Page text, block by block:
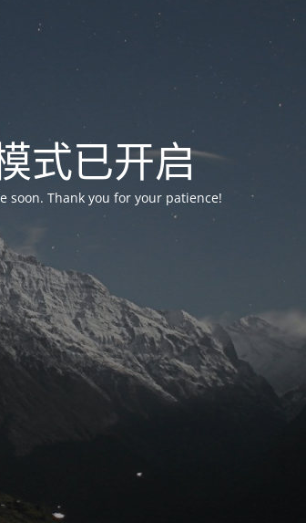
式已开启
soon. Thank you for your patience!